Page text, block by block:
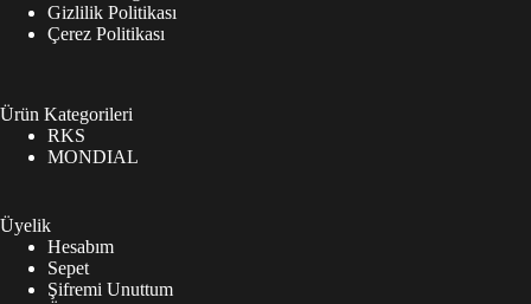
Gizlilik Politikası
Çerez Politikası
Ürün Kategorileri
RKS
MONDIAL
Üyelik
Hesabım
Sepet
Şifremi Unuttum